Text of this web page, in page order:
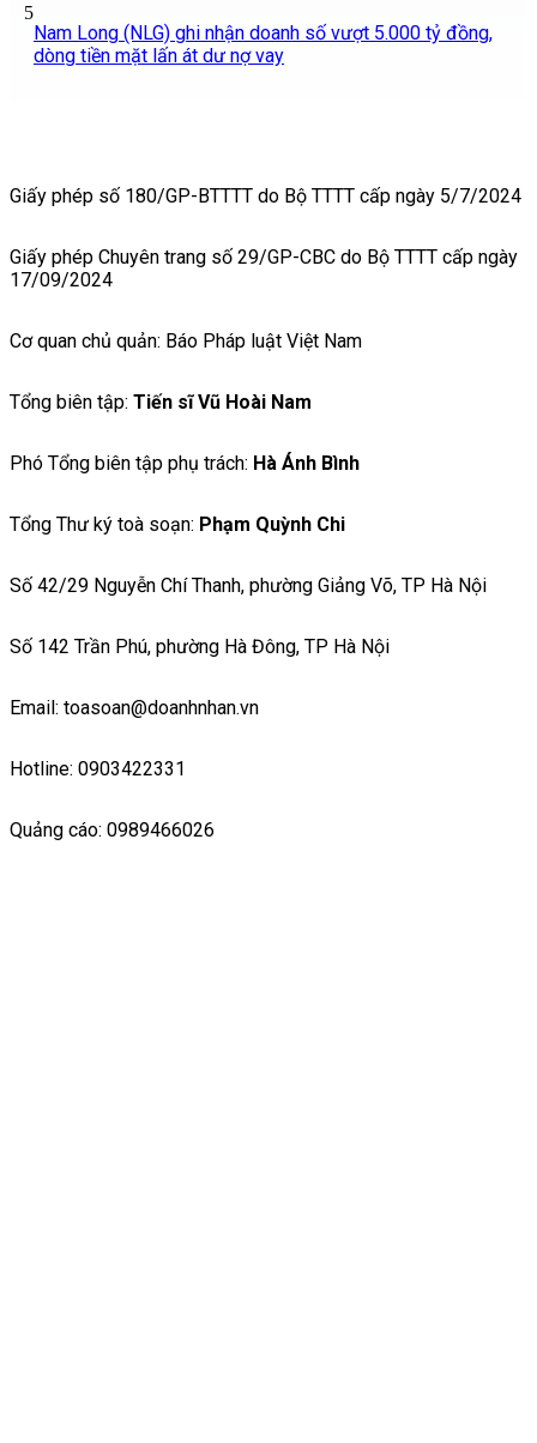
5
Nam Long (NLG) ghi nhận doanh số vượt 5.000 tỷ đồng,
dòng tiền mặt lấn át dư nợ vay
Giấy phép số 180/GP-BTTTT do Bộ TTTT cấp ngày 5/7/2024
Giấy phép Chuyên trang số 29/GP-CBC do Bộ TTTT cấp ngày
17/09/2024
Cơ quan chủ quản: Báo Pháp luật Việt Nam
Tổng biên tập: Tiến sĩ Vũ Hoài Nam
Phó Tổng biên tập phụ trách: Hà Ánh Bình
Tổng Thư ký toà soạn: Phạm Quỳnh Chi
Số 42/29 Nguyễn Chí Thanh, phường Giảng Võ, TP Hà Nội
Số 142 Trần Phú, phường Hà Đông, TP Hà Nội
Email: toasoan@doanhnhan.vn
Hotline: 0903422331
Quảng cáo: 0989466026